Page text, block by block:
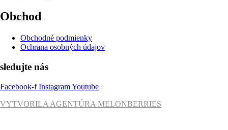
Obchod
Obchodné podmienky
Ochrana osobných údajov
sledujte nás
Facebook-f InstagramYoutube
VYTVORILA AGENTÚRA MELONBERRIES